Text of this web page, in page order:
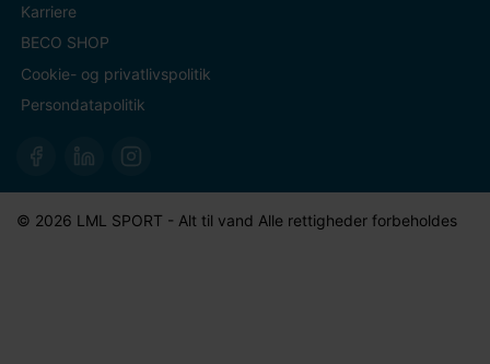
Karriere
BECO SHOP
Cookie- og privatlivspolitik
Persondatapolitik
© 2026 LML SPORT - Alt til vand Alle rettigheder forbeholdes